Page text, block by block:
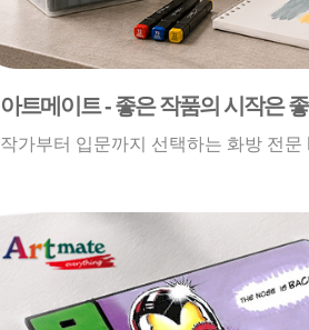
아트메이트 - 좋은 작품의 시작은
작가부터 입문까지 선택하는 화방 전문